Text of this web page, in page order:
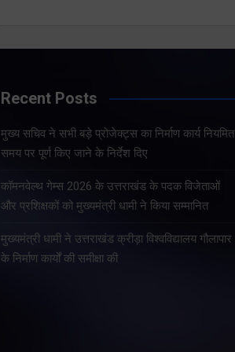
Recent Posts
मुख्य सचिव ने सभी बड़े प्रोजेक्ट्स का निर्माण कार्य नियमित
समय पर पूर्ण किए जाने के निर्देश दिए
कॉमनवेल्थ गेम्स 2026 के उत्तराखंड के पदक विजेताओं
और प्रशिक्षकों को मुख्यमंत्री धामी ने किया सम्मानित
मुख्यमंत्री धामी ने उत्तराखंड क्रीड़ा विश्वविद्यालय गौलापार
के निर्माण कार्यों की समीक्षा की
Share Nowदेहरादून। भारत
निर्वाचन आयोग एवं मुख्य निर्वाचन
अधिकारी, उत्तराखण्ड के निर्देशों
के अनुपालन में विशेष गहन
पुनरीक्षण अभियान के तहत
आनंद स्वरूप ने शुक्रवार…